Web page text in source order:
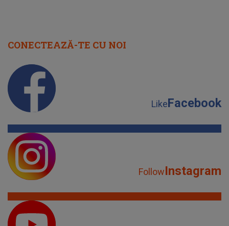
CONECTEAZĂ-TE CU NOI
LikeFacebook
FollowInstagram